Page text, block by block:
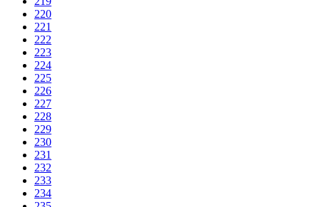
220
221
222
223
224
225
226
227
228
229
230
231
232
233
234